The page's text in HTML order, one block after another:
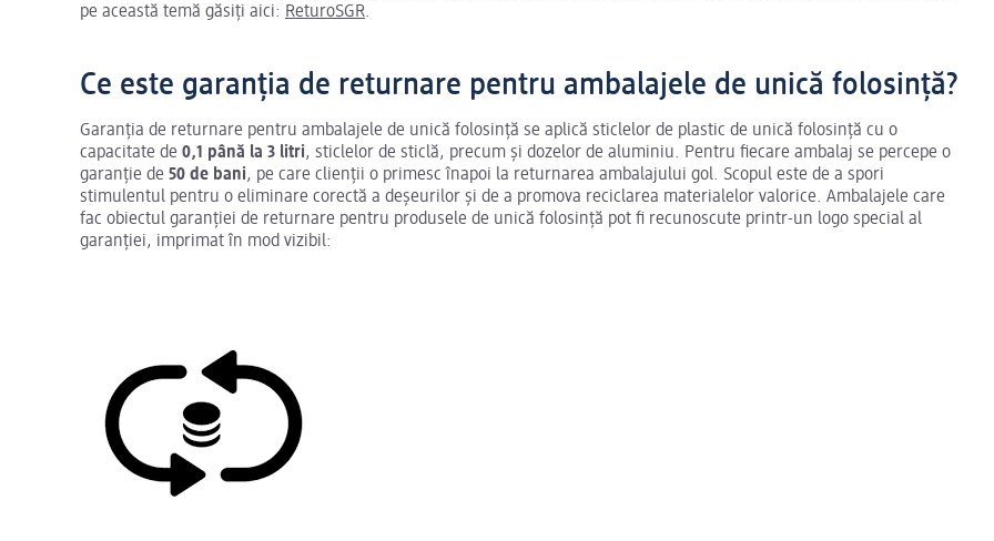
pe această temă găsiți aici: ReturoSGR.
Ce este garanția de returnare pentru ambalajele de unică folosință?
Garanția de returnare pentru ambalajele de unică folosință se aplică sticlelor de plastic de unică folosință cu o
capacitate de 0,1 până la 3 litri, sticlelor de sticlă, precum și dozelor de aluminiu. Pentru fiecare ambalaj se percepe o
garanție de 50 de bani, pe care clienții o primesc înapoi la returnarea ambalajului gol. Scopul este de a spori
stimulentul pentru o eliminare corectă a deșeurilor și de a promova reciclarea materialelor valorice. Ambalajele care
fac obiectul garanției de returnare pentru produsele de unică folosință pot fi recunoscute printr-un logo special al
garanției, imprimat în mod vizibil: